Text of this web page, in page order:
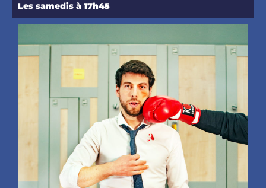
Les samedis à 17h45